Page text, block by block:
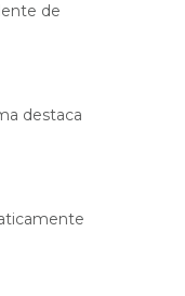
de
destaca